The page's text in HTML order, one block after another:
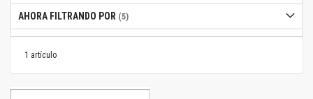
1 artículo
AHORA FILTRANDO POR